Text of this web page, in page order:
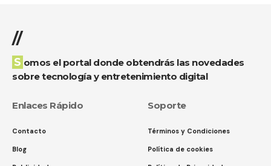
//
Somos el portal donde obtendrás las novedades
sobre tecnología y entretenimiento digital
Enlaces Rápido
Contacto
Blog
Soporte
Términos y Condiciones
Política de cookies